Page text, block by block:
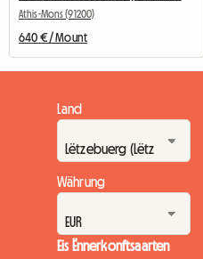
Athis-Mons (91200)
640 € / Mount
Land
Währung
Eis Ënnerkonftsaarten